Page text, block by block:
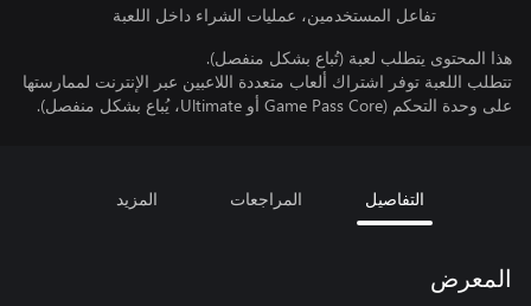
تفاعل المستخدمين، عمليات الشراء داخل اللعبة
هذا المحتوى يتطلب لعبة (تُباع بشكل منفصل).
تتطلب اللعبة توفر اشتراك ألعاب متعددة اللاعبين عبر الإنترنت لممارستها
على وحدة التحكم (Game Pass Core أو Ultimate، يُباع بشكل منفصل).
التفاصيل المراجعات المزيد
المعرض